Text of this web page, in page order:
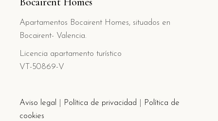
Apartamentos Bocairent Homes, situados en
Bocairent- Valencia.
Licencia apartamento turístico
VT-50869-V
Aviso legal Política de privacidad
Política de
cookies